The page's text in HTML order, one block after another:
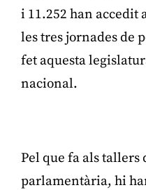
i 11.252 han accedit
les tres jornades de
fet aquesta
nacional.
Pel que fa als tallers
parlamentària, hi